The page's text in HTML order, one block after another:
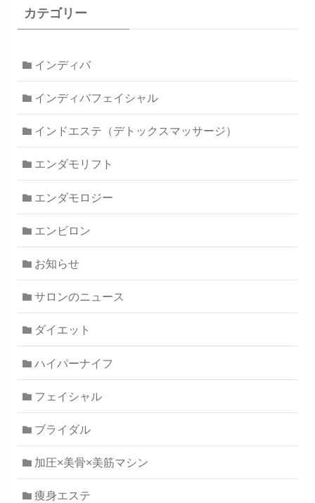
カテゴリー
インディバ
インディバフェイシャル
インドエステ（デトックスマッサージ）
エンダモリフト
エンダモロジー
エンビロン
お知らせ
サロンのニュース
ダイエット
ハイパーナイフ
フェイシャル
ブライダル
加圧×美骨×美筋マシン
痩身エステ